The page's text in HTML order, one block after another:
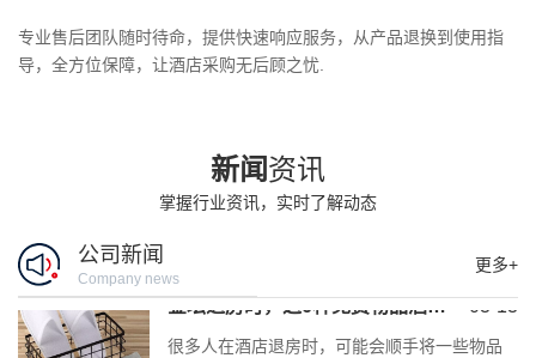
专业售后团队随时待命，提供快速响应服务，从产品退换到使用指
导，全方位保障，让酒店采购无后顾之忧.
新闻资讯
掌握行业资讯，实时了解动态
公司新闻
Company news
更多+
什么是独立站？如何给外贸独立站引流推广？ 08-31
什么是独立站？如何给外贸独立站引流推广？
在时光的褶皱里，中国牙刷手工业的故事写满
匠心传承的温度。二十世纪三十年代的江南小
03-13
很多人在酒店退房时，可能会顺手将一些物品
带回家中。然而，并非所有东西都可以免费带